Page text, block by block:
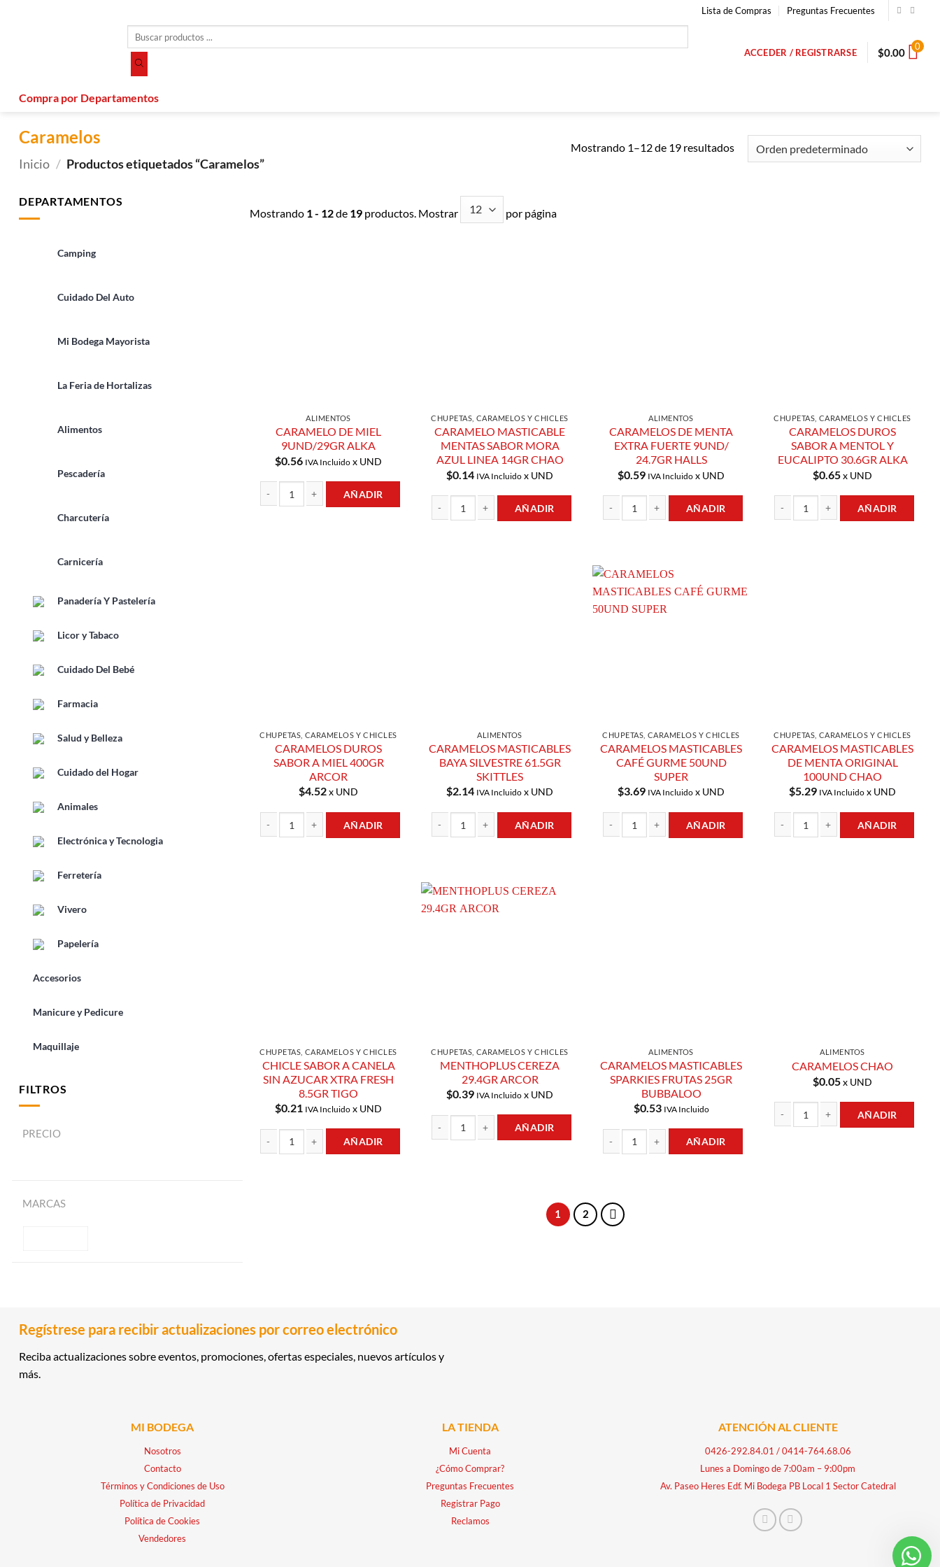
Lista de Compras Preguntas Frecuentes
productos
ACCEDER / REGISTRARSE $0.00 0
Compra por Departamentos
Caramelos
Inicio / Productos etiquetados “Caramelos”
Mostrando 1–12 de 19 resultados
DEPARTAMENTOS
Camping
Cuidado Del Auto
Mi Bodega Mayorista
La Feria de Hortalizas
Alimentos
Pescadería
Charcutería
Carnicería
Panadería Y Pastelería
Licor y Tabaco
Cuidado Del Bebé
Farmacia
Salud y Belleza
Cuidado del Hogar
Animales
Electrónica y Tecnologia
Ferretería
Vivero
Papelería
Accesorios
Manicure y Pedicure
Maquillaje
FILTROS
PRECIO
MARCAS
Mostrando 1 - 12de 19 productos. Mostrar por página
ALIMENTOS
CARAMELO DE MIEL
9UND/29GR ALKA
$0.56 IVA Incluido x UND
AÑADIR
CHUPETAS, CARAMELOS Y CHICLES
CARAMELO MASTICABLE
MENTAS SABOR MORA
AZUL LINEA 14GR CHAO
$0.14 IVA Incluido x UND
AÑADIR
ALIMENTOS
CARAMELOS DE MENTA
EXTRA FUERTE 9UND/
24.7GR HALLS
$0.59 IVA Incluido x UND
AÑADIR
CHUPETAS, CARAMELOS Y CHICLES
CARAMELOS DUROS
SABOR A MENTOL Y
EUCALIPTO 30.6GR ALKA
$0.65x UND
AÑADIR
CHUPETAS, CARAMELOS Y CHICLES
CARAMELOS DUROS
SABOR A MIEL 400GR
ARCOR
$4.52x UND
AÑADIR
ALIMENTOS
CARAMELOS MASTICABLES
BAYA SILVESTRE 61.5GR
SKITTLES
$2.14 IVA Incluido x UND
AÑADIR
CHUPETAS, CARAMELOS Y CHICLES
CARAMELOS MASTICABLES
CAFÉ GURME 50UND
SUPER
$3.69 IVA Incluido x UND
AÑADIR
CHUPETAS, CARAMELOS Y CHICLES
CARAMELOS MASTICABLES
DE MENTA ORIGINAL
100UND CHAO
$5.29 IVA Incluido x UND
AÑADIR
CHUPETAS, CARAMELOS Y CHICLES
CHICLE SABOR A CANELA
SIN AZUCAR XTRA FRESH
8.5GR TIGO
$0.21 IVA Incluido x UND
AÑADIR
CHUPETAS, CARAMELOS Y CHICLES
MENTHOPLUS CEREZA
29.4GR ARCOR
$0.39 IVA Incluido x UND
AÑADIR
ALIMENTOS
CARAMELOS MASTICABLES
SPARKIES FRUTAS 25GR
BUBBALOO
$0.53 IVA Incluido
AÑADIR
ALIMENTOS
CARAMELOS CHAO
$0.05x UND
AÑADIR
1 2
Regístrese para recibir actualizaciones por correo electrónico
Reciba actualizaciones sobre eventos, promociones, ofertas especiales, nuevos artículos y
más.
MI BODEGA
Nosotros
Contacto
Términos y Condiciones de Uso
Política de Privacidad
Política de Cookies
Vendedores
LA TIENDA
Mi Cuenta
¿Cómo Comprar?
Preguntas Frecuentes
Registrar Pago
Reclamos
ATENCIÓN AL CLIENTE
0426-292.84.01 /0414-764.68.06
Lunes a Domingo de 7:00am – 9:00pm
Av. Paseo Heres Edf. Mi Bodega PB Local 1 Sector Catedral